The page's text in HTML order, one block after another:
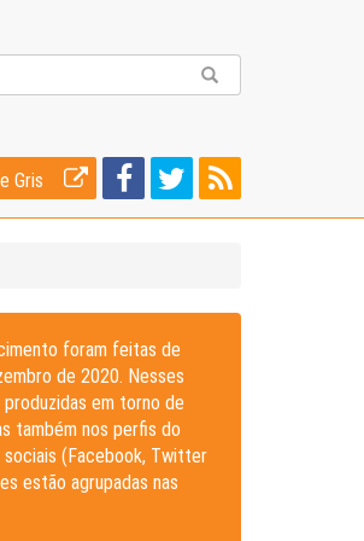
Gris
foram feitas de
de 2020. Nesses
em torno de
também nos perfis do
(Facebook, Twitter
estão agrupadas nas